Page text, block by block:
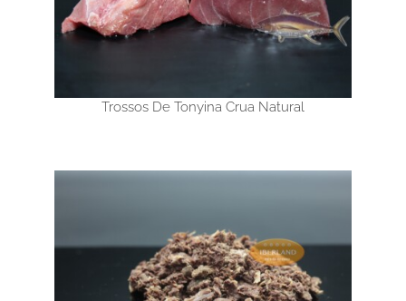
Trossos De Tonyina Crua Natural